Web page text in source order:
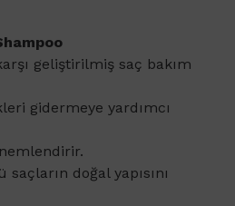
geliştirilmiş saç bakım
gidermeye yardımcı
doğal yapısını